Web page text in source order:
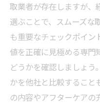
取業者が存在しますが、
選ぶことで、スムーズな
も重要なチェックポイン
値を正確に見極める専門
どうかを確認しましょう
かを他社と比較すること
の内容やアフターケアの